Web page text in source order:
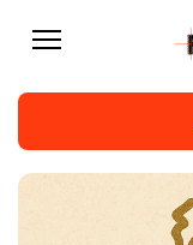
Репортажі